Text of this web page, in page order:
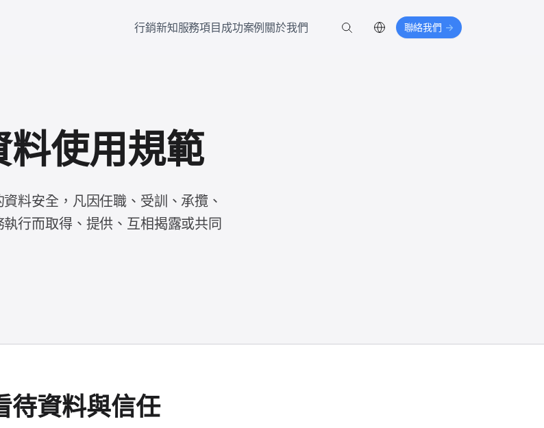
行銷新知服務項目 成功案例 關於我們 聯絡我們 ->
使用規範
料安全，凡因任職、受訓、承攬、
行而取得、提供、互相揭露或共同
待資料與信任